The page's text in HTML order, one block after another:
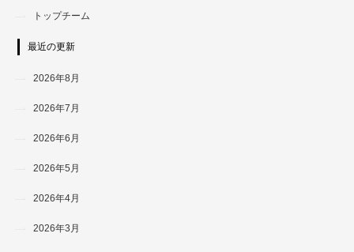
トップチーム
最近の更新
2026年8月
2026年7月
2026年6月
2026年5月
2026年4月
2026年3月